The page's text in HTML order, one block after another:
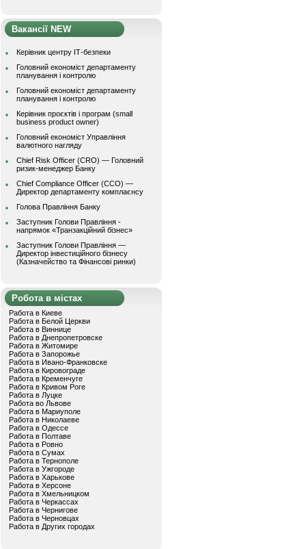
Вакансії NEW
Керівник центру ІТ-безпеки
Головний економіст департаменту
планування і контролю
Головний економіст департаменту
планування і контролю
Керівник проєктів і програм (small
business product owner)
Головний економіст Управління
валютного нагляду
Chief Risk Officer (CRO) — Головний
ризик-менеджер Банку
Chief Compliance Officer (CCO) —
Директор департаменту комплаєнсу
Голова Правління Банку
Заступник Голови Правління -
напрямок «Транзакційний бізнес»
Заступник Голови Правління —
Директор інвестиційного бізнесу
(Казначейство та Фінансові ринки)
Робота в містах
Работа в Киеве
Работа в Белой Церкви
Работа в Виннице
Работа в Днепропетровске
Работа в Житомире
Работа в Запорожье
Работа в Ивано-Франковске
Работа в Кировограде
Работа в Кременчуге
Работа в Кривом Роге
Работа в Луцке
Работа во Львове
Работа в Мариуполе
Работа в Николаеве
Работа в Одессе
Работа в Полтаве
Работа в Ровно
Работа в Сумах
Работа в Тернополе
Работа в Ужгороде
Работа в Харькове
Работа в Херсоне
Работа в Хмельницком
Работа в Черкассах
Работа в Чернигове
Работа в Черновцах
Работа в Других городах